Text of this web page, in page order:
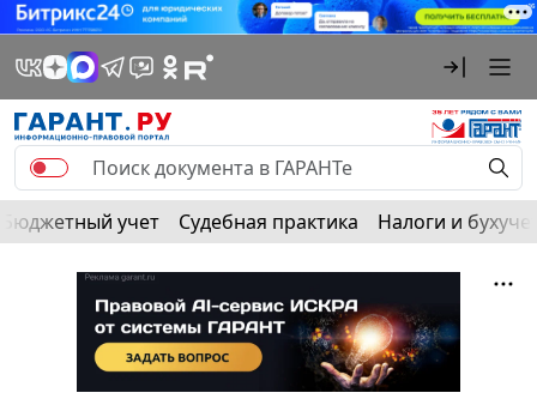
Бюджетный учет Судебная практика Налоги и